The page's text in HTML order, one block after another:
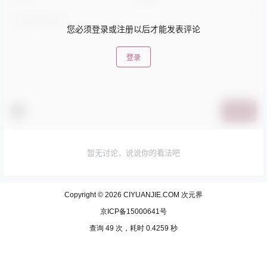
您必须登录或注册以后才能发表评论
登录
暂无讨论，说说你的看法吧
Copyright © 2026 CIYUANJIE.COM 次元界
京ICP备15000641号
查询 49 次，耗时 0.4259 秒